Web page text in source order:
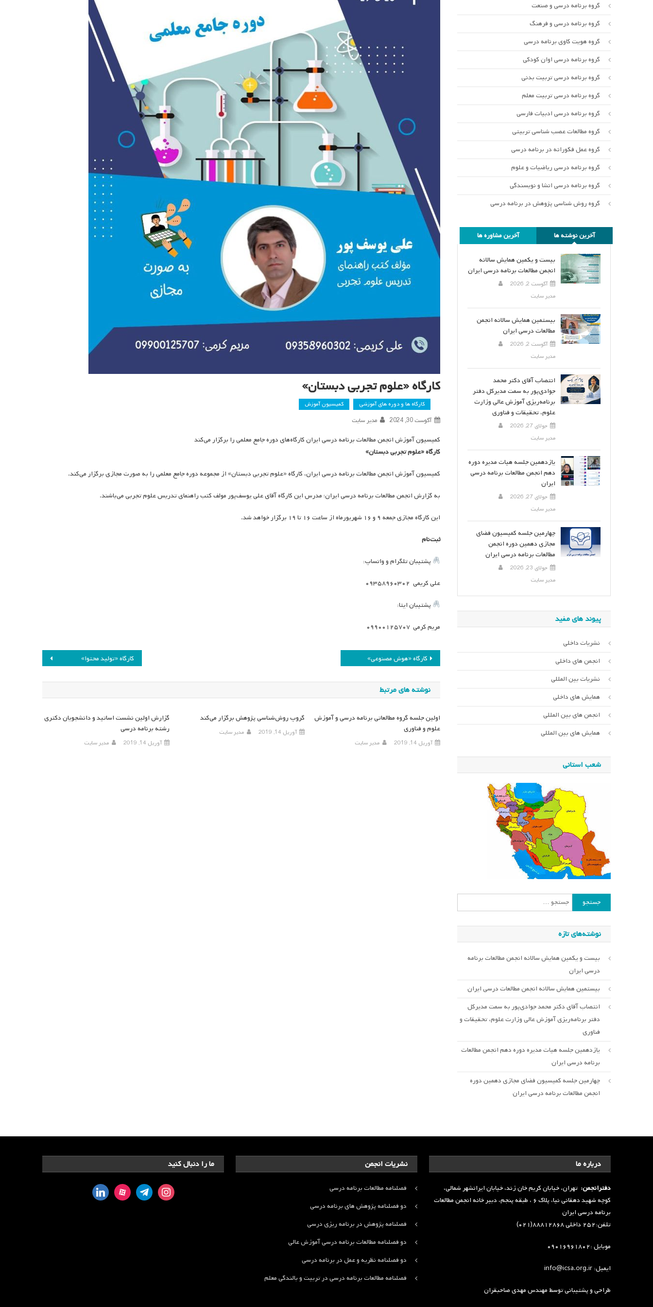
کارگاه «علوم تجربی دبستان»
کارگاه ها و دوره های آموزشی کمیسیون آموزش
آگوست 30, 2024 مدیر سایت
کمیسیون آموزش انجمن مطالعات برنامه درسی ایران کارگاه‌های دوره جامع معلمی را برگزار می‌کند
کارگاه «علوم تجربی دبستان»
کمیسیون آموزش انجمن مطالعات برنامه درسی ایران، کارگاه «علوم تجربی دبستان» از مجموعه دوره جامع معلمی را به صورت مجازی برگزار می‌کند.
به گزارش انجمن مطالعات برنامه درسی ایران؛ مدرس این کارگاه آقای علی یوسف‌پور مولف کتب راهنمای تدریس علوم تجربی می‌باشند.
این کارگاه مجازی جمعه ۹ و ۱۶ شهریورماه از ساعت ۱۶ تا ۱۹ برگزار خواهد شد.
ثبت‌نام
پشتیبان تلگرام و واتساپ:
علی کریمی ۰۹۳۵۸۹۶۰۳۰۲
پشتیبان ایتا:
مریم کرمی ۰۹۹۰۰۱۲۵۷۰۷
راهبری
نوشته
کارگاه «تولید محتوا» کارگاه «هوش مصنوعی»
نوشته های مرتبط
گزارش اولین نشست اساتید و دانشجویان دکتری
رشته برنامه درسی
آوریل 14, 2019 مدیر سایت
گروپ روش‌شناسی پژوهش برگزار می‌کند
آوریل 14, 2019 مدیر سایت
اولین جلسه گروه مطالعاتی برنامه درسی و آموزش
علوم و فناوری
آوریل 14, 2019 مدیر سایت
گروه برنامه درسی و صنعت
گروه برنامه درسی و فرهنگ
گروه هویت کاوی برنامه درسی
گروه برنامه درسی اوان کودکی
گروه برنامه درسی تربیت بدنی
گروه برنامه درسی تربیت معلم
گروه برنامه درسی ادبیات فارسی
گروه مطالعات عصب شناسی تربیتی
گروه عمل فکورانه در برنامه درسی
گروه برنامه درسی ریاضیات و علوم
گروه برنامه درسی انشا و نویسندگی
گروه روش شناسی پژوهش در برنامه درسی
آخرین نوشته ها آخرین مشاوره ها
بیست و یکمین همایش سالانه
انجمن مطالعات برنامه درسی ایران
آگوست 2, 2026
مدیر سایت
بیستمین همایش سالانه انجمن
مطالعات درسی ایران
آگوست 2, 2026
مدیر سایت
انتصاب آقای دکتر محمد
جوادی‌پور به سمت مدیرکل دفتر
برنامه‌ریزی آموزش عالی وزارت
علوم، تحقیقات و فناوری
جولای 27, 2026
مدیر سایت
یازدهمین جلسه هیات مدیره دوره
دهم انجمن مطالعات برنامه درسی
ایران
جولای 27, 2026
مدیر سایت
چهارمین جلسه کمیسیون فضای
مجازی دهمین دوره انجمن
مطالعات برنامه درسی ایران
جولای 23, 2026
مدیر سایت
پیوند های مفید
نشریات داخلی
انجمن های داخلی
نشریات بین المللی
همایش های داخلی
انجمن های بین المللی
همایش های بین المللی
شعب استانی
جستجو
برای:
نوشته‌های تازه
بیست و یکمین همایش سالانه انجمن مطالعات برنامه
درسی ایران
بیستمین همایش سالانه انجمن مطالعات درسی ایران
انتصاب آقای دکتر محمد جوادی‌پور به سمت مدیرکل
دفتر برنامه‌ریزی آموزش عالی وزارت علوم، تحقیقات و
فناوری
یازدهمین جلسه هیات مدیره دوره دهم انجمن مطالعات
برنامه درسی ایران
چهارمین جلسه کمیسیون فضای مجازی دهمین دوره
انجمن مطالعات برنامه درسی ایران
ما را دنبال کنید
instagram
telegram
aparat
linkedin
نشریات انجمن
فصلنامه مطالعات برنامه درسی
دو فصلنامه پژوهش های برنامه درسی
فصلنامه پژوهش در برنامه ریزی درسی
دو فصلنامه مطالعات برنامه درسی آموزش عالی
دو فصلنامه نظریه و عمل در برنامه درسی
فصلنامه مطالعات برنامه درسی در تربیت و بالندگی معلم
درباره ما
دفترانجمن: تهران، خیابان کریم خان زند، خیابان ایرانشهر شمالی،
کوچه شهید دهقانی نیا، پلاک ۶ ، طبقه پنجم، دبیر خانه انجمن مطالعات
برنامه درسی ایران
تلفن:۲۵۲ داخلی ۸۸۸۱۲۸۶۸(۰۲۱)
موبایل :۰۹۰۱۶۹۶۱۸۰۲
ایمیل: info@icsa.org.ir
طراحی و پشتیبانی توسطمهندس مهدی صاحبقران